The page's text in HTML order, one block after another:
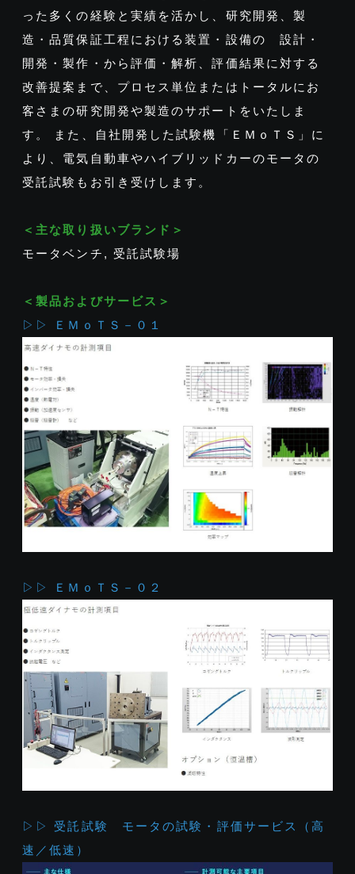
った多くの経験と実績を活かし、研究開発、製
造・品質保証工程における装置・設備の 設計・
開発・製作・から評価・解析、評価結果に対する
改善提案まで、プロセス単位またはトータルにお
客さまの研究開発や製造のサポートをいたしま
す。 また、自社開発した試験機「ＥＭｏＴＳ」に
より、電気自動車やハイブリッドカーのモータの
受託試験もお引き受けします。
＜主な取り扱いブランド＞
モータベンチ, 受託試験場
＜製品およびサービス＞
▷▷ ＥＭｏＴＳ－０１
▷▷ ＥＭｏＴＳ－０２
▷▷ 受託試験 モータの試験・評価サービス（高
速／低速）